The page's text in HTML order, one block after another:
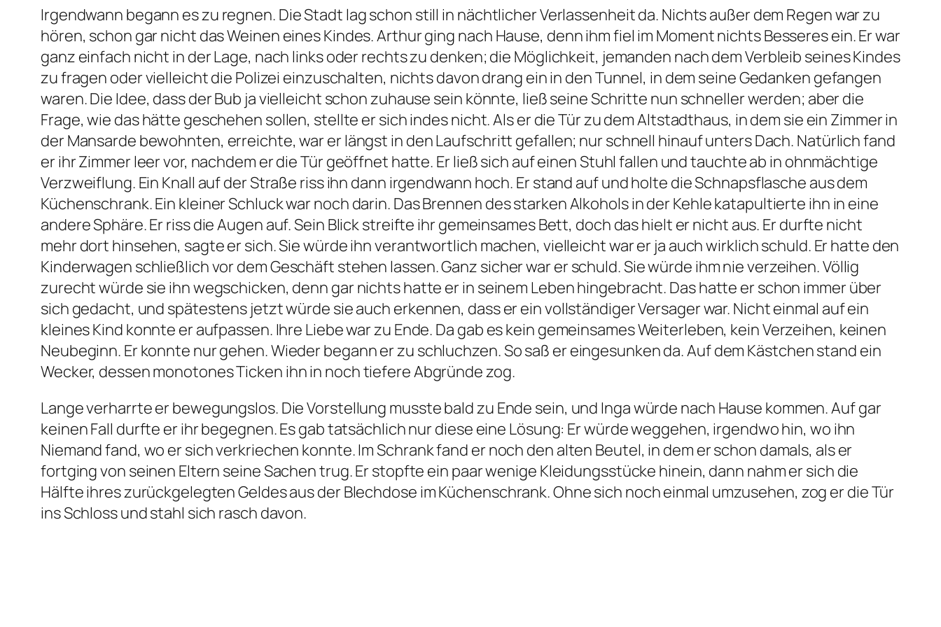
Irgendwann begann es zu regnen. Die Stadt lag schon still in nächtlicher Verlassenheit da. Nichts außer dem Regen war zu
hören, schon gar nicht das Weinen eines Kindes. Arthur ging nach Hause, denn ihm fiel im Moment nichts Besseres ein. Er war
ganz einfach nicht in der Lage, nach links oder rechts zu denken; die Möglichkeit, jemanden nach dem Verbleib seines Kindes
zu fragen oder vielleicht die Polizei einzuschalten, nichts davon drang ein in den Tunnel, in dem seine Gedanken gefangen
waren. Die Idee, dass der Bub ja vielleicht schon zuhause sein könnte, ließ seine Schritte nun schneller werden; aber die
Frage, wie das hätte geschehen sollen, stellte er sich indes nicht. Als er die Tür zu dem Altstadthaus, in dem sie ein Zimmer in
der Mansarde bewohnten, erreichte, war er längst in den Laufschritt gefallen; nur schnell hinauf unters Dach. Natürlich fand
er ihr Zimmer leer vor, nachdem er die Tür geöffnet hatte. Er ließ sich auf einen Stuhl fallen und tauchte ab in ohnmächtige
Verzweiflung. Ein Knall auf der Straße riss ihn dann irgendwann hoch. Er stand auf und holte die Schnapsflasche aus dem
Küchenschrank. Ein kleiner Schluck war noch darin. Das Brennen des starken Alkohols in der Kehle katapultierte ihn in eine
andere Sphäre. Er riss die Augen auf. Sein Blick streifte ihr gemeinsames Bett, doch das hielt er nicht aus. Er durfte nicht
mehr dort hinsehen, sagte er sich. Sie würde ihn verantwortlich machen, vielleicht war er ja auch wirklich schuld. Er hatte den
Kinderwagen schließlich vor dem Geschäft stehen lassen. Ganz sicher war er schuld. Sie würde ihm nie verzeihen. Völlig
zurecht würde sie ihn wegschicken, denn gar nichts hatte er in seinem Leben hingebracht. Das hatte er schon immer über
sich gedacht, und spätestens jetzt würde sie auch erkennen, dass er ein vollständiger Versager war. Nicht einmal auf ein
kleines Kind konnte er aufpassen. Ihre Liebe war zu Ende. Da gab es kein gemeinsames Weiterleben, kein Verzeihen, keinen
Neubeginn. Er konnte nur gehen. Wieder begann er zu schluchzen. So saß er eingesunken da. Auf dem Kästchen stand ein
Wecker, dessen monotones Ticken ihn in noch tiefere Abgründe zog.
Lange verharrte er bewegungslos. Die Vorstellung musste bald zu Ende sein, und Inga würde nach Hause kommen. Auf gar
keinen Fall durfte er ihr begegnen. Es gab tatsächlich nur diese eine Lösung: Er würde weggehen, irgendwo hin, wo ihn
Niemand fand, wo er sich verkriechen konnte. Im Schrank fand er noch den alten Beutel, in dem er schon damals, als er
fortging von seinen Eltern seine Sachen trug. Er stopfte ein paar wenige Kleidungsstücke hinein, dann nahm er sich die
Hälfte ihres zurückgelegten Geldes aus der Blechdose im Küchenschrank. Ohne sich noch einmal umzusehen, zog er die Tür
ins Schloss und stahl sich rasch davon.